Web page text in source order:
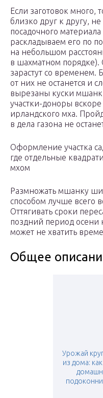
Если заготовок много,
близко друг к другу,
посадочного
раскладываем его по
на небольшом
в шахматном порядке).
зарастут со временем.
от них не останется и
вырезаны куски
участки-доноры
ирландского мха.
в дела газона не
Оформление участка
где отдельные
мхом
Размножать мшанку
способом лучше всего
Оттягивать сроки
поздний период осени
может не хватить
Общее
Урожай
из дома: